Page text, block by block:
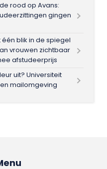
rood op Avans:
gingen
blik in de spiegel
vrouwen zichtbaar
afstudeerprijs
uit? Universiteit
mailomgeving